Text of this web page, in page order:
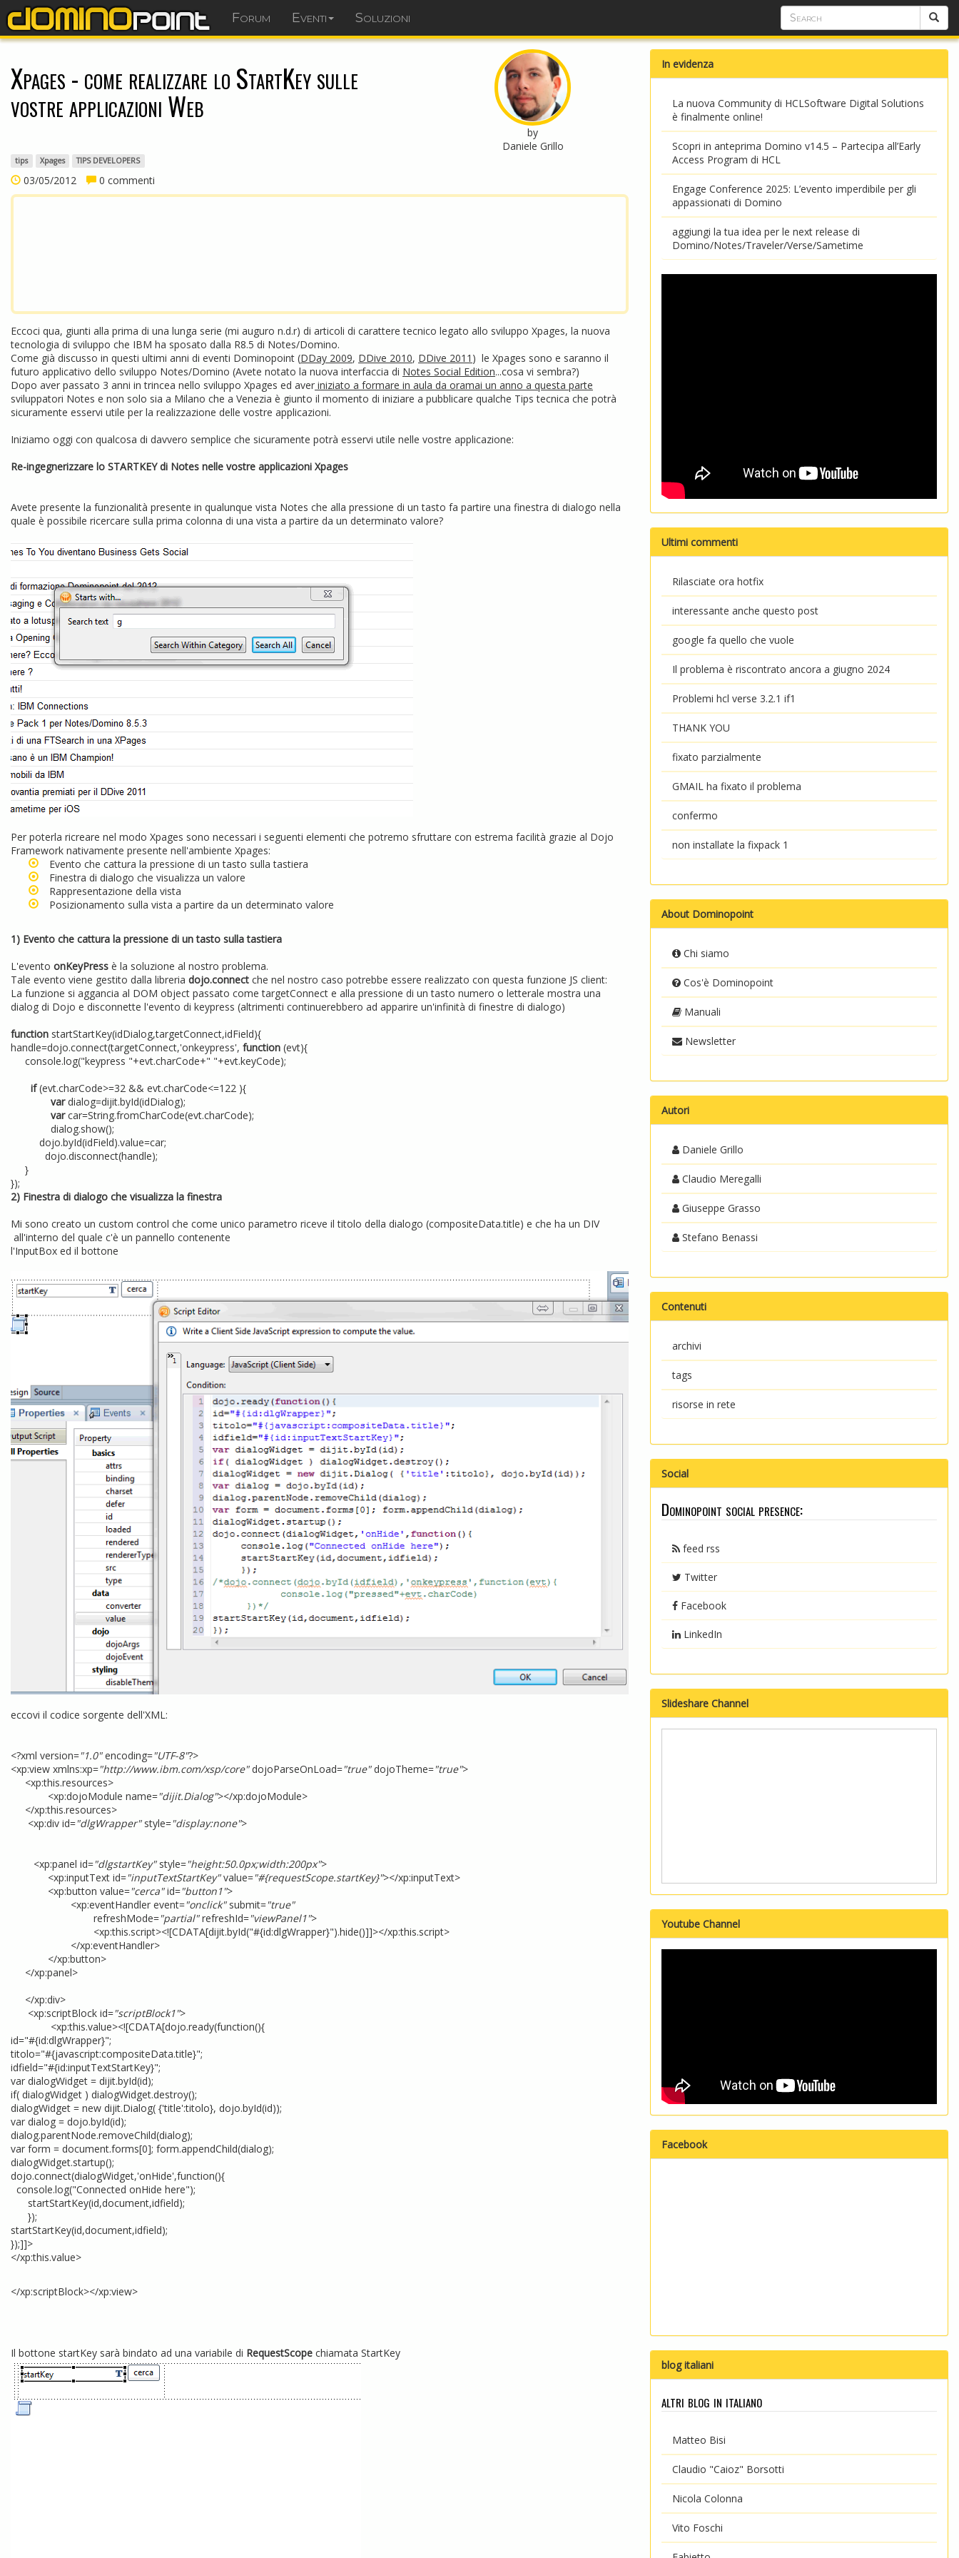
Forum Eventi Soluzioni
Xpages - come realizzare lo StartKey sulle
vostre applicazioni Web
by
Daniele Grillo
tips Xpages TIPS DEVELOPERS
03/05/2012 0 commenti
Eccoci qua, giunti alla prima di una lunga serie (mi auguro n.d.r) di articoli di carattere tecnico legato allo sviluppo Xpages, la nuova
tecnologia di sviluppo che IBM ha sposato dalla R8.5 di Notes/Domino.
Come già discusso in questi ultimi anni di eventi Dominopoint (DDay 2009, DDive 2010, DDive 2011 ) le Xpages sono e saranno il
futuro applicativo dello sviluppo Notes/Domino (Avete notato la nuova interfaccia di Notes Social Edition...cosa vi sembra?)
Dopo aver passato 3 anni in trincea nello sviluppo Xpages ed aver iniziato a formare in aula da oramai un anno a questa parte
sviluppatori Notes e non solo sia a Milano che a Venezia è giunto il momento di iniziare a pubblicare qualche Tips tecnica che potrà
sicuramente esservi utile per la realizzazione delle vostre applicazioni.
Iniziamo oggi con qualcosa di davvero semplice che sicuramente potrà esservi utile nelle vostre applicazione:
Re-ingegnerizzare lo STARTKEY di Notes nelle vostre applicazioni Xpages
Avete presente la funzionalità presente in qualunque vista Notes che alla pressione di un tasto fa partire una finestra di dialogo nella
quale è possibile ricercare sulla prima colonna di una vista a partire da un determinato valore?
Per poterla ricreare nel modo Xpages sono necessari i seguenti elementi che potremo sfruttare con estrema facilità grazie al Dojo
Framework nativamente presente nell'ambiente Xpages:
Evento che cattura la pressione di un tasto sulla tastiera
Finestra di dialogo che visualizza un valore
Rappresentazione della vista
Posizionamento sulla vista a partire da un determinato valore
1) Evento che cattura la pressione di un tasto sulla tastiera
L'evento onKeyPress è la soluzione al nostro problema.
Tale evento viene gestito dalla libreria dojo.connect che nel nostro caso potrebbe essere realizzato con questa funzione JS client:
La funzione si aggancia al DOM object passato come targetConnect e alla pressione di un tasto numero o letterale mostra una
dialog di Dojo e disconnette l'evento di keypress (altrimenti continuerebbero ad apparire un'infinità di finestre di dialogo)
function startStartKey(idDialog,targetConnect,idField){
handle=dojo.connect(targetConnect,'onkeypress', function (evt){
console.log("keypress "+evt.charCode+" "+evt.keyCode);
if(evt.charCode>=32 && evt.charCode<=122 ){
vardialog=dijit.byId(idDialog);
varcar=String.fromCharCode(evt.charCode);
dialog.show();
dojo.byId(idField).value=car;
dojo.disconnect(handle);
}
});
2) Finestra di dialogo che visualizza la finestra
Mi sono creato un custom control che come unico parametro riceve il titolo della dialogo (compositeData.title) e che ha un DIV
all'interno del quale c'è un pannello contenente
l'InputBox ed il bottone
eccovi il codice sorgente dell'XML:
<?xml version="1.0"encoding="UTF-8"?>
<xp:view xmlns:xp="http://www.ibm.com/xsp/core"dojoParseOnLoad="true"dojoTheme="true">
<xp:this.resources>
<xp:dojoModule name="dijit.Dialog"></xp:dojoModule>
</xp:this.resources>
<xp:div id="dlgWrapper"style="display:none">
<xp:panel id="dlgstartKey"style="height:50.0px;width:200px">
<xp:inputText id="inputTextStartKey"value="#{requestScope.startKey}"></xp:inputText>
<xp:button value="cerca"id="button1">
<xp:eventHandler event="onclick"submit="true"
refreshMode="partial"refreshId="viewPanel1">
<xp:this.script><![CDATA[dijit.byId("#{id:dlgWrapper}").hide()]]></xp:this.script>
</xp:eventHandler>
</xp:button>
</xp:panel>
</xp:div>
<xp:scriptBlock id="scriptBlock1">
<xp:this.value><![CDATA[dojo.ready(function(){
id="#{id:dlgWrapper}";
titolo="#{javascript:compositeData.title}";
idfield="#{id:inputTextStartKey}";
var dialogWidget = dijit.byId(id);
if( dialogWidget ) dialogWidget.destroy();
dialogWidget = new dijit.Dialog( {'title':titolo}, dojo.byId(id));
var dialog = dojo.byId(id);
dialog.parentNode.removeChild(dialog);
var form = document.forms[0]; form.appendChild(dialog);
dialogWidget.startup();
dojo.connect(dialogWidget,'onHide',function(){
console.log("Connected onHide here");
startStartKey(id,document,idfield);
});
startStartKey(id,document,idfield);
});]]>
</xp:this.value>
</xp:scriptBlock></xp:view>
Il bottone startKey sarà bindato ad una variabile di RequestScope chiamata StartKey
In evidenza
La nuova Community di HCLSoftware Digital Solutions
è finalmente online!
Scopri in anteprima Domino v14.5 – Partecipa all’Early
Access Program di HCL
Engage Conference 2025: L’evento imperdibile per gli
appassionati di Domino
aggiungi la tua idea per le next release di
Domino/Notes/Traveler/Verse/Sametime
Ultimi commenti
Rilasciate ora hotfix
interessante anche questo post
google fa quello che vuole
Il problema è riscontrato ancora a giugno 2024
Problemi hcl verse 3.2.1 if1
THANK YOU
fixato parzialmente
GMAIL ha fixato il problema
confermo
non installate la fixpack 1
About Dominopoint
Chi siamo
Cos'è Dominopoint
Manuali
Newsletter
Autori
Daniele Grillo
Claudio Meregalli
Giuseppe Grasso
Stefano Benassi
Contenuti
archivi
tags
risorse in rete
Social
Dominopoint social presence:
feed rss
Twitter
Facebook
LinkedIn
Slideshare Channel
Youtube Channel
Facebook
blog italiani
altri blog in italiano
Matteo Bisi
Claudio "Caioz" Borsotti
Nicola Colonna
Vito Foschi